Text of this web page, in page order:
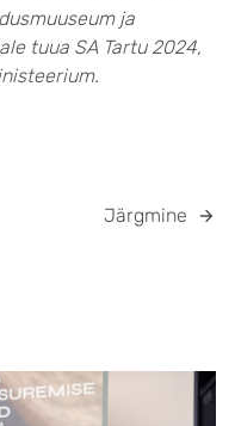
ja
tuua SA Tartu 2024,
Järgmine